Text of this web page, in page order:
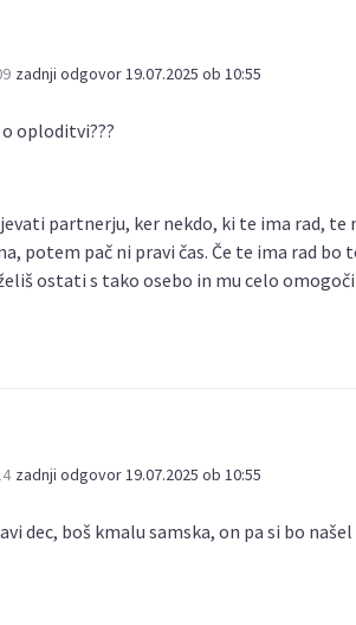
zadnji odgovor 19.07.2025 ob 10:55
oploditvi???
partnerju, ker nekdo, ki te ima rad, te
potem pač ni pravi čas. Če te ima rad bo
ostati s tako osebo in mu celo
zadnji odgovor 19.07.2025 ob 10:55
dec, boš kmalu samska, on pa si bo